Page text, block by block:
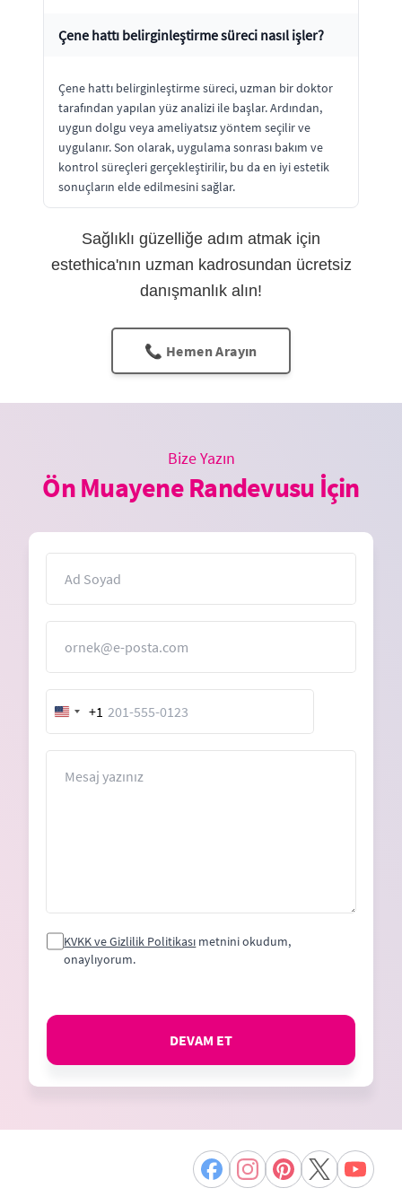
Çene hattı belirginleştirme süreci nasıl işler?
Çene hattı belirginleştirme süreci, uzman bir doktor
tarafından yapılan yüz analizi ile başlar. Ardından,
uygun dolgu veya ameliyatsız yöntem seçilir ve
uygulanır. Son olarak, uygulama sonrası bakım ve
kontrol süreçleri gerçekleştirilir, bu da en iyi estetik
sonuçların elde edilmesini sağlar.
Sağlıklı güzelliğe adım atmak için
estethica'nın uzman kadrosundan ücretsiz
danışmanlık alın!
📞 Hemen Arayın
Bize Yazın
Ön Muayene Randevusu İçin
United
States
+1
KVKK ve Gizlilik Politikası metnini okudum,
onaylıyorum.
DEVAM ET